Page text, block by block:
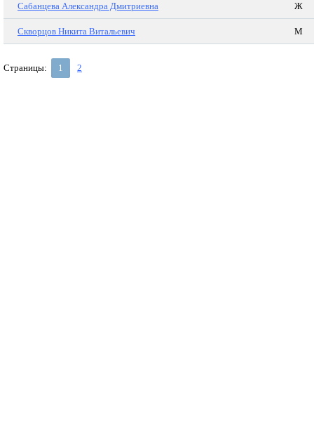
Сабанцева Александра Дмитриевна Ж
Скворцов Никита Витальевич М
Страницы: 1 2